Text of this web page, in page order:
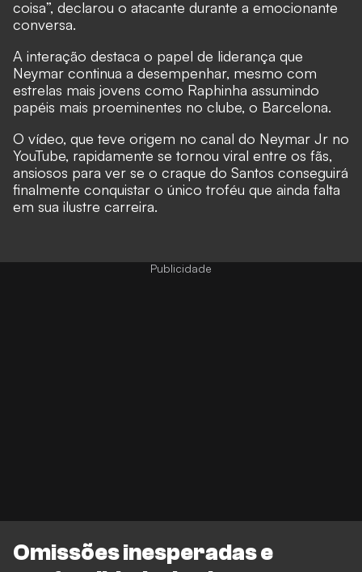
coisa”, declarou o atacante durante a emocionante
conversa.
A interação destaca o papel de liderança que
Neymar continua a desempenhar, mesmo com
estrelas mais jovens como Raphinha assumindo
papéis mais proeminentes no clube, o Barcelona.
O vídeo, que teve origem no canal do Neymar Jr no
YouTube, rapidamente se tornou viral entre os fãs,
ansiosos para ver se o craque do Santos conseguirá
finalmente conquistar o único troféu que ainda falta
em sua ilustre carreira.
Omissões inesperadas e